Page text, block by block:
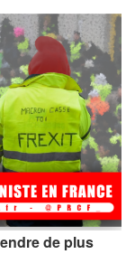
de plus